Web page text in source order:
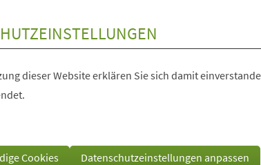
dieser Website erklären Sie sich damit
Cookies
Datenschutzeinstellungen anpassen